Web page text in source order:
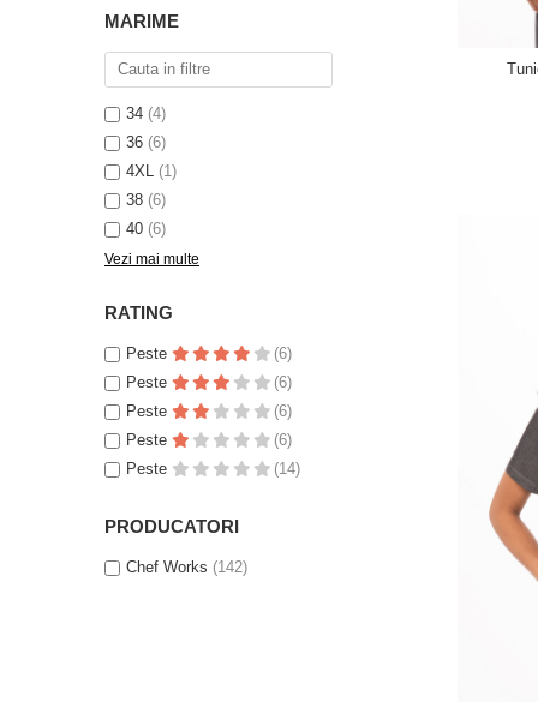
MARIME
34 (4)
36 (6)
4XL (1)
38 (6)
40 (6)
Vezi mai multe
RATING
Peste
(6)
Peste
(6)
Peste
(6)
Peste
(6)
Peste
(14)
PRODUCATORI
Chef Works (142)